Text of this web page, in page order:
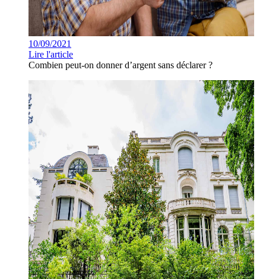
10/09/2021
Lire l'article
Combien peut-on donner d’argent sans déclarer ?